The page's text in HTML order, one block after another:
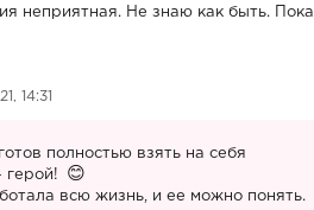
неприятная. Не знаю как быть. Пока
14:31
полностью взять на себя
герой!
всю жизнь, и ее можно понять.